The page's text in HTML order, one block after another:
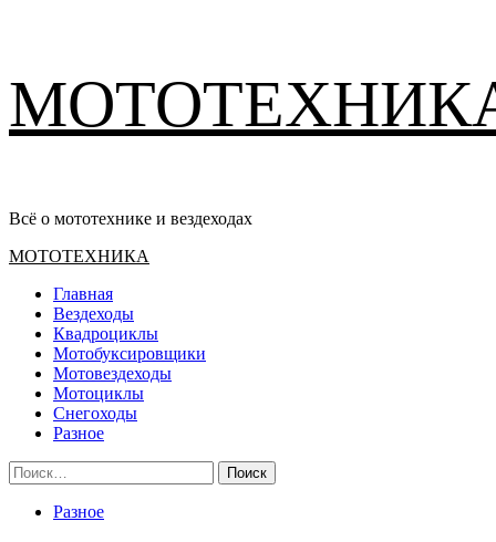
содержимому
Всё о мототехнике и вездеходах
Основное
МОТОТЕХНИКА
Главная
Вездеходы
Квадроциклы
Мотобуксировщики
Мотовездеходы
Мотоциклы
Снегоходы
Разное
Найти:
Разное